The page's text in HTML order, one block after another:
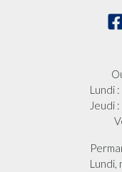
Lundi
Jeudi
Lundi,